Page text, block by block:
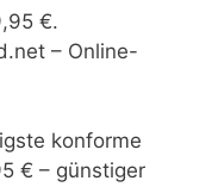
€.
– Online-
konforme
€ – günstiger